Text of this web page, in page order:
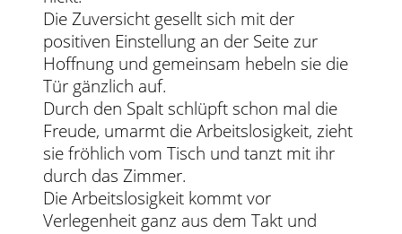
Die Zuversicht gesellt sich mit der
positiven Einstellung an der Seite zur
Hoffnung und gemeinsam hebeln sie die
Tür gänzlich auf.
Durch den Spalt schlüpft schon mal die
Freude, umarmt die Arbeitslosigkeit, zieht
sie fröhlich vom Tisch und tanzt mit ihr
durch das Zimmer.
Die Arbeitslosigkeit kommt vor
Verlegenheit ganz aus dem Takt und